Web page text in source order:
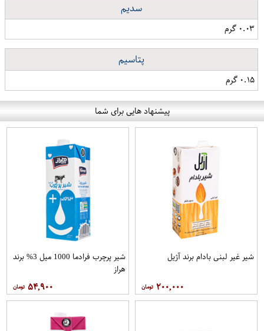
سدیم
۰.۰۳ گرم
پتاسیم
۰.۱۵ گرم
پیشنهاد هایی برای شما
شیر غیر لبنی بادام برند آژیل
۲۰۰,۰۰۰
شیر پرچرب فرادما 1000 میل 3% برند
هراز
۵۴,۹۰۰